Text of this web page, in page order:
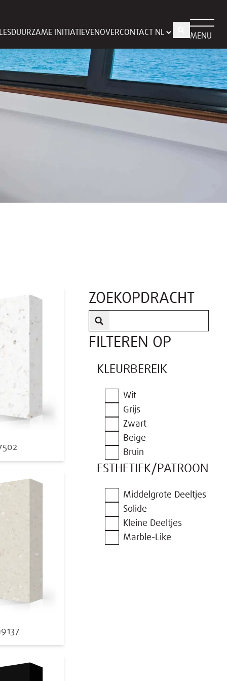
DUURZAME INITIATIEVENOVERCONTACT MENU
9137
ZOEKOPDRACHT
FILTEREN OP
KLEURBEREIK
Wit
Grijs
Zwart
Beige
Bruin
ESTHETIEK/PATROON
Middelgrote Deeltjes
Solide
Kleine Deeltjes
Marble-Like